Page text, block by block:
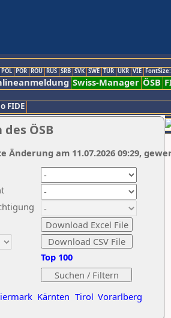
POL POR ROU RUS SRB SVK SWE TUR UKR VIE
Swiss-Manager ÖSB
FIDE
ÖSB
Kärnten Tirol Vorarlberg
Top 100
Änderung am 11.07.2026 09:29,